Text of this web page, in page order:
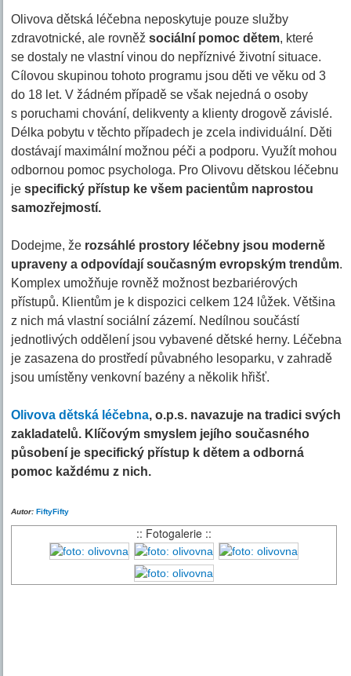
Olivova dětská léčebna neposkytuje pouze služby
zdravotnické, ale rovněžsociální pomoc dětem, které
se dostaly ne vlastní vinou do nepříznivé životní situace.
Cílovou skupinou tohoto programu jsou děti ve věku od 3
do 18 let. V žádném případě se však nejedná o osoby
s poruchami chování, delikventy a klienty drogově závislé.
Délka pobytu v těchto případech je zcela individuální. Děti
dostávají maximální možnou péči a podporu. Využít mohou
odbornou pomoc psychologa. Pro Olivovu dětskou léčebnu
jespecifický přístup ke všem pacientům naprostou
samozřejmostí.
Dodejme, že rozsáhlé prostory léčebny jsou moderně
upraveny a odpovídají současným evropským trendům.
Komplex umožňuje rovněž možnost bezbariérových
přístupů. Klientům je k dispozici celkem 124 lůžek. Většina
z nich má vlastní sociální zázemí. Nedílnou součástí
jednotlivých oddělení jsou vybavené dětské herny. Léčebna
je zasazena do prostředí půvabného lesoparku, v zahradě
jsou umístěny venkovní bazény a několik hřišť.
Olivova dětská léčebna, o.p.s. navazuje na tradici svých
zakladatelů. Klíčovým smyslem jejího současného
působení je specifický přístup k dětem a odborná
pomoc každému z nich.
Autor:FiftyFifty
:: Fotogalerie ::